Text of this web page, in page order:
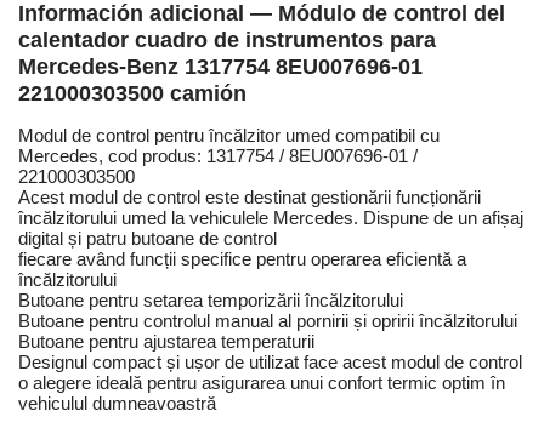
Información adicional — Módulo de control del
calentador cuadro de instrumentos para
Mercedes-Benz 1317754 8EU007696-01
221000303500 camión
Modul de control pentru încălzitor umed compatibil cu
Mercedes, cod produs: 1317754 / 8EU007696-01 /
221000303500
Acest modul de control este destinat gestionării funcționării
încălzitorului umed la vehiculele Mercedes. Dispune de un afișaj
digital și patru butoane de control
fiecare având funcții specifice pentru operarea eficientă a
încălzitorului
Butoane pentru setarea temporizării încălzitorului
Butoane pentru controlul manual al pornirii și opririi încălzitorului
Butoane pentru ajustarea temperaturii
Designul compact și ușor de utilizat face acest modul de control
o alegere ideală pentru asigurarea unui confort termic optim în
vehiculul dumneavoastră